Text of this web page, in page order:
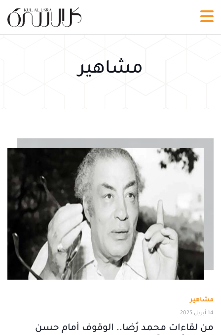
مشاهير
مشاهير
14 أبريل 2025
من لقاءات محمد رُضا.. الوقوف أمام حسن